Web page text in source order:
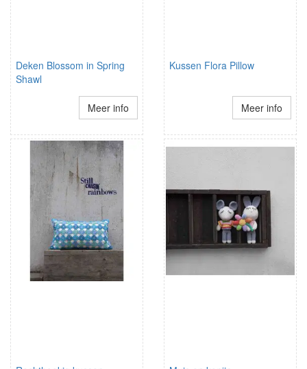
Deken Blossom in Spring
Shawl
Meer info
Kussen Flora Pillow
Meer info